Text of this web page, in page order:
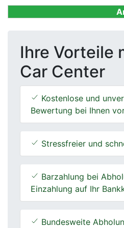
Ihre Vorteile
Car Center
Kostenlose und
Bewertung bei Ihnen
Stressfreier und
Barzahlung bei
Einzahlung auf Ihr
Bundesweite